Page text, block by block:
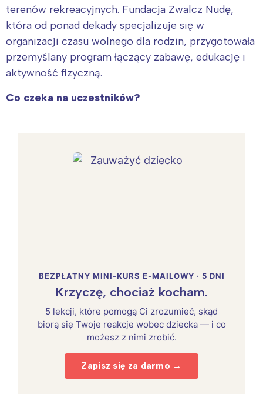
terenów rekreacyjnych. Fundacja Zwalcz Nudę,
która od ponad dekady specjalizuje się w
organizacji czasu wolnego dla rodzin, przygotowała
przemyślany program łączący zabawę, edukację i
aktywność fizyczną.
Co czeka na uczestników?
BEZPŁATNY MINI-KURS E-MAILOWY · 5 DNI
Krzyczę, chociaż kocham.
5 lekcji, które pomogą Ci zrozumieć, skąd
biorą się Twoje reakcje wobec dziecka — i co
możesz z nimi zrobić.
Zapisz się za darmo →